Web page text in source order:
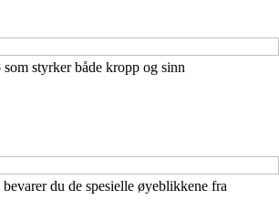
styrker både kropp og sinn
du de spesielle øyeblikkene fra